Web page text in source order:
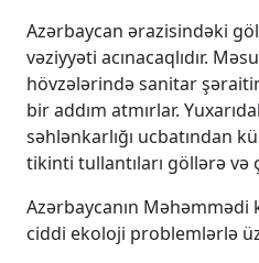
Azərbaycan ərazisindəki
vəziyyəti acınacaqlıdır.
hövzələrində sanitar
bir addım atmırlar.
səhlənkarlığı ucbatından
tikinti tullantıları göllərə və
Azərbaycanın
ciddi ekoloji problemlərlə